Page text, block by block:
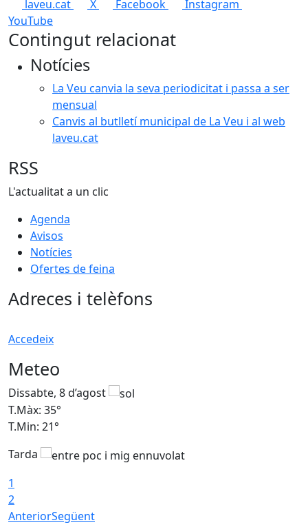
laveu.cat X Facebook
Instagram
YouTube
Contingut relacionat
Notícies
La Veu canvia la seva periodicitat i passa a ser
mensual
Canvis al butlletí municipal de La Veu i al web
laveu.cat
RSS
L'actualitat a un clic
Agenda
Avisos
Notícies
Ofertes de feina
Adreces i telèfons
Accedeix
Meteo
Dissabte, 8 d’agost
T.Màx: 35°
T.Min: 21°
Tarda
1
2
AnteriorSegüent